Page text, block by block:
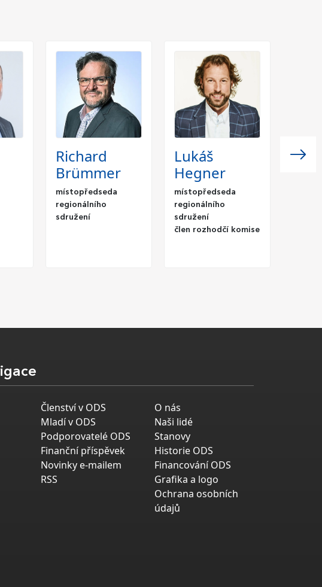
Richard
Brümmer
místopředseda
regionálního
sdružení
Lukáš
Hegner
místopředseda
regionálního
sdružení
člen rozhodčí komise
Členství v ODS
Mladí v ODS
Podporovatelé ODS
Finanční příspěvek
Novinky e-mailem
RSS
O nás
Naši lidé
Stanovy
Historie ODS
Financování ODS
Grafika a logo
Ochrana osobních
údajů